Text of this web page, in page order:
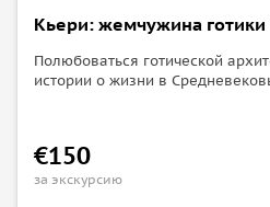
Кьери: жемчужина готики
Полюбоваться готической
истории о жизни в
€150
за экскурсию